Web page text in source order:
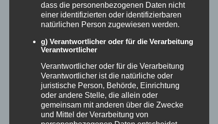
No-Gos:Falsche Versprechen, nicht freigegebene
Bereiche, ungefragtes Filmen anderer Gäste
Leistungen:
Anzahl Reels, Storys, Posts,
Blogbeiträge, Rohmaterial oder Bildpakete
Zeitplan:Anreise, Postingfenster, Freigaben,
Reporting
Kennzeichnung, Nutzungsrechte und
Vergütung:schriftlich, eindeutig und vor
dass die personenbezogenen Daten nicht
einer identifizierten oder identifizierbaren
natürlichen Person zugewiesen werden.
g) Verantwortlicher oder für die Verarbeitung
Verantwortlicher
Verantwortlicher oder für die Verarbeitung
Verantwortlicher ist die natürliche oder
juristische Person, Behörde, Einrichtung
oder andere Stelle, die allein oder
gemeinsam mit anderen über die Zwecke
und Mittel der Verarbeitung von